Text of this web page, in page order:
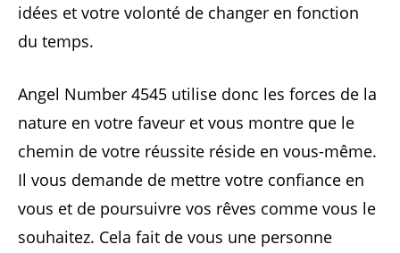
idées et votre volonté de changer en fonction
du temps.
Angel Number 4545 utilise donc les forces de la
nature en votre faveur et vous montre que le
chemin de votre réussite réside en vous-même.
Il vous demande de mettre votre confiance en
vous et de poursuivre vos rêves comme vous le
souhaitez. Cela fait de vous une personne